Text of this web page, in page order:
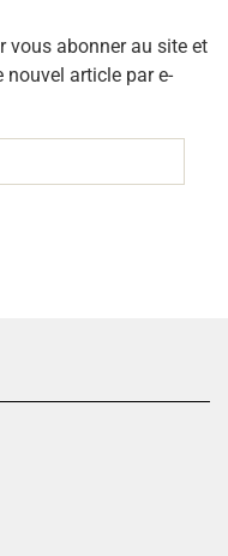
vous abonner au site et
article par e-